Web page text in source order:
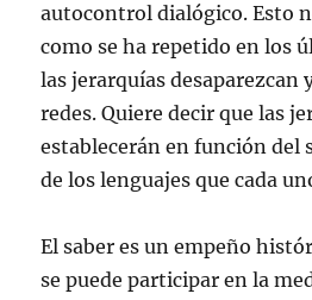
autocontrol dialógico. Esto
como se ha repetido en los
las jerarquías desaparezcan
redes. Quiere decir que las
establecerán en función del
de los lenguajes que cada
El saber es un empeño
se puede participar en la